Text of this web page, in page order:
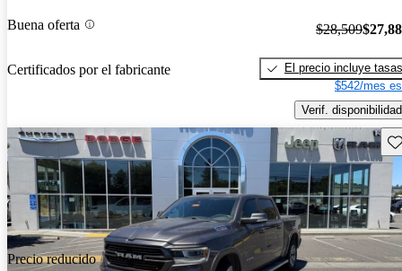
Buena oferta
Certificados por el fabricante
$28,509
El precio incluye tasas
$542/mes
Verif. disponibilidad
Precio reducido